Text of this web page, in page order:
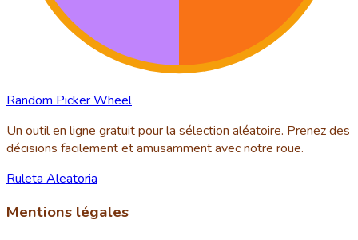
Random Picker Wheel
Un outil en ligne gratuit pour la sélection aléatoire. Prenez des
décisions facilement et amusamment avec notre roue.
Ruleta Aleatoria
Mentions légales